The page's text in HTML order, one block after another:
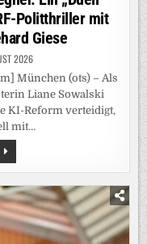
Politthriller mit
Giese
2026
München (ots) – Als
Liane Sowalski
KI-Reform verteidigt,
mit…
DREHSCHLUSS